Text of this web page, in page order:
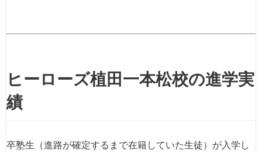
ヒーローズ植田一本松校の進学実
績
卒塾生（進路が確定するまで在籍していた生徒）が入学し